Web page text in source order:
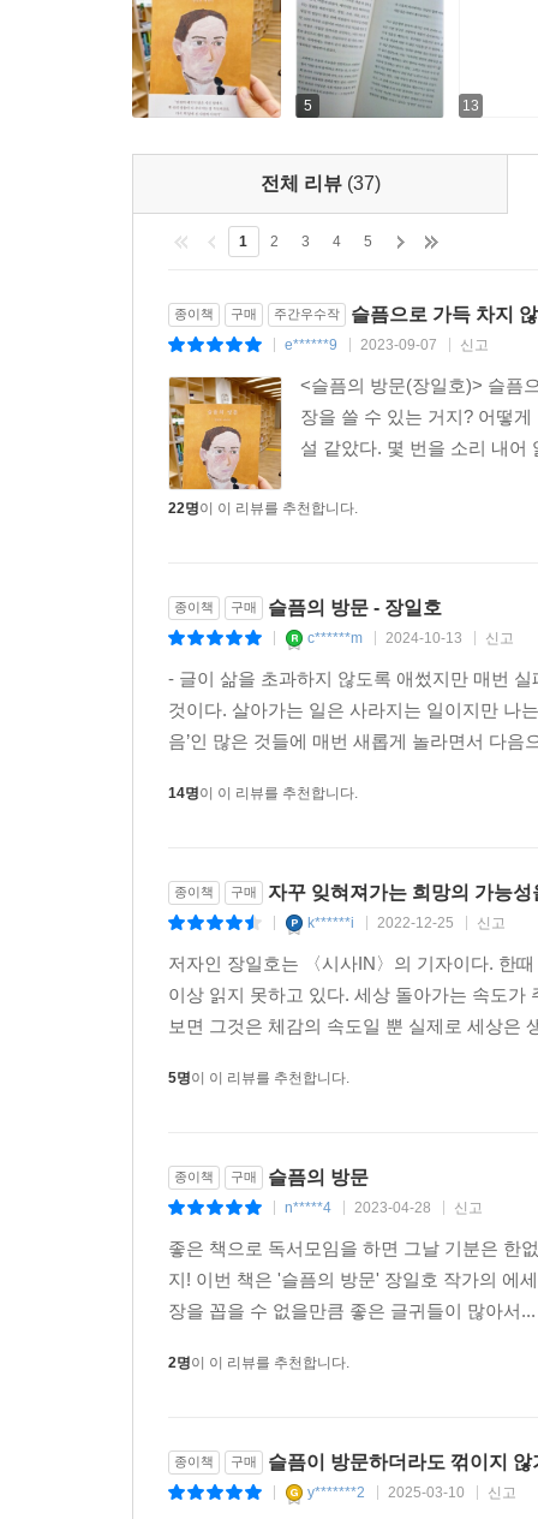
5 13
전체 리뷰 (37)
1 2 3 4 5
종이책 구매 주간우수작 슬픔으로 가득 차지
e******9 2023-09-07 신고
<슬픔의 방문(장일호)> 슬픔
장을 쓸 수 있는 거지? 어떻
설 같았다. 몇 번을 소리 내
22명이 이 리뷰를 추천합니다.
종이책 구매 슬픔의 방문 - 장일호
c******m 2024-10-13 신고
- 글이 삶을 초과하지 않도록 애썼지만 매번
것이다. 살아가는 일은 사라지는 일이지만 나
음’인 많은 것들에 매번 새롭게 놀라면서 다
14명이 이 리뷰를 추천합니다.
종이책 구매 자꾸 잊혀져가는 희망의 가능
k******i 2022-12-25 신고
저자인 장일호는 〈시사IN〉의 기자이다. 한
이상 읽지 못하고 있다. 세상 돌아가는 속도
보면 그것은 체감의 속도일 뿐 실제로 세상은
5명이 이 리뷰를 추천합니다.
종이책 구매 슬픔의 방문
n*****4 2023-04-28 신고
좋은 책으로 독서모임을 하면 그날 기분은 한
지! 이번 책은 '슬픔의 방문' 장일호 작가의 에
장을 꼽을 수 없을만큼 좋은 글귀들이 많아서
2명이 이 리뷰를 추천합니다.
종이책 구매 슬픔이 방문하더라도 꺾이지 않
y*******2 2025-03-10 신고